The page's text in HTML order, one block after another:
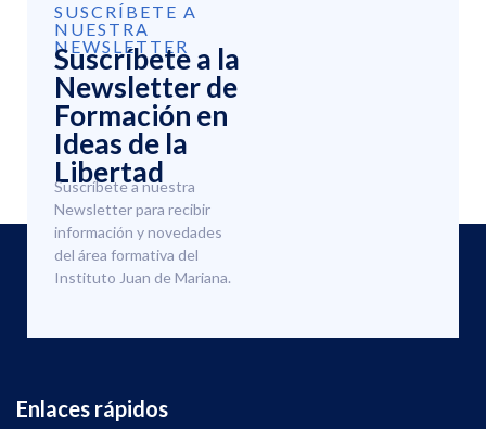
SUSCRÍBETE A
NUESTRA
NEWSLETTER
Suscríbete a la
Newsletter de
Formación en
Ideas de la
Libertad
Suscríbete a nuestra
Newsletter para recibir
información y novedades
del área formativa del
Instituto Juan de Mariana.
Enlaces rápidos